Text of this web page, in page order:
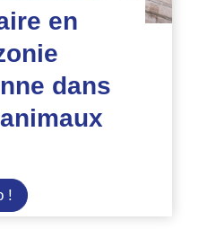
en
dans
! Volontaire
en